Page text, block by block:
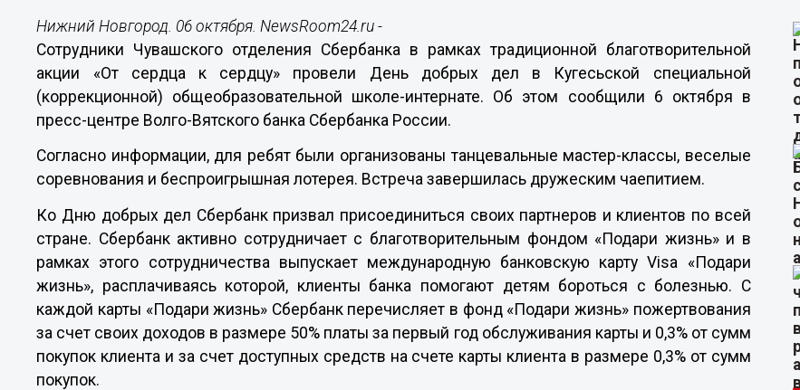
Нижний Новгород. 06 октября. NewsRoom24.ru -
Сотрудники Чувашского отделения Сбербанка в рамках традиционной благотворительной
акции «От сердца к сердцу» провели День добрых дел в Кугесьской специальной
(коррекционной) общеобразовательной школе-интернате. Об этом сообщили 6 октября в
пресс-центре Волго-Вятского банка Сбербанка России.
Согласно информации, для ребят были организованы танцевальные мастер-классы, веселые
соревнования и беспроигрышная лотерея. Встреча завершилась дружеским чаепитием.
Ко Дню добрых дел Сбербанк призвал присоединиться своих партнеров и клиентов по всей
стране. Сбербанк активно сотрудничает с благотворительным фондом «Подари жизнь» и в
рамках этого сотрудничества выпускает международную банковскую карту Visa «Подари
жизнь», расплачиваясь которой, клиенты банка помогают детям бороться с болезнью. С
каждой карты «Подари жизнь» Сбербанк перечисляет в фонд «Подари жизнь» пожертвования
за счет своих доходов в размере 50% платы за первый год обслуживания карты и 0,3% от сумм
покупок клиента и за счет доступных средств на счете карты клиента в размере 0,3% от сумм
покупок.